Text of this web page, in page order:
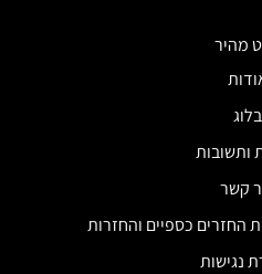
מהיר
בלוג
ותשובות
קשר
החזרים כספיים והחזרות
נגישות